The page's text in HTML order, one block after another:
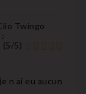
Twingo
(5/5)
n ai eu aucun